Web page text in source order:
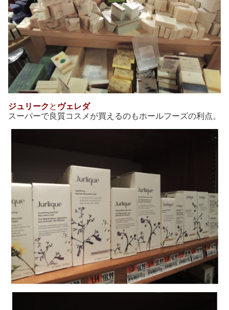
ジュリーク と ヴェレダ
スーパーで良質コスメが買えるのもホールフーズの利点。